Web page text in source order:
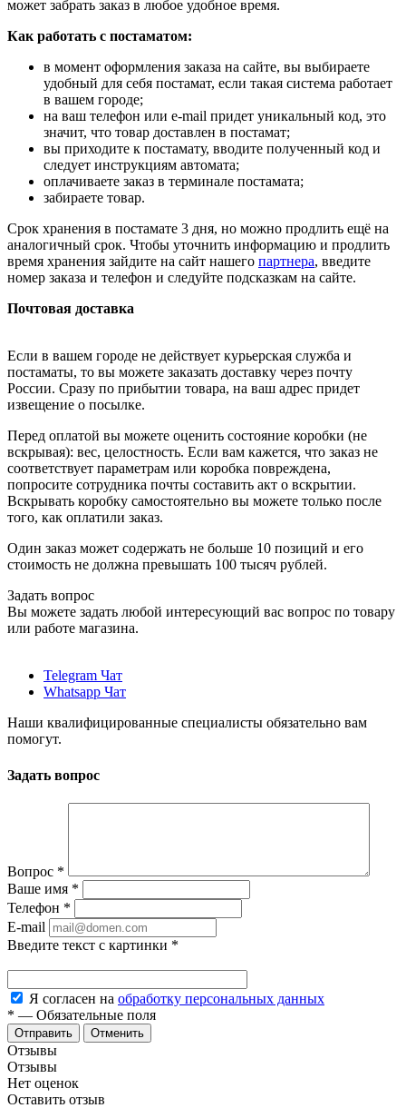
может забрать заказ в любое удобное время.
Как работать с постаматом:
в момент оформления заказа на сайте, вы выбираете
удобный для себя постамат, если такая система работает
в вашем городе;
на ваш телефон или e-mail придет уникальный код, это
значит, что товар доставлен в постамат;
вы приходите к постамату, вводите полученный код и
следует инструкциям автомата;
оплачиваете заказ в терминале постамата;
забираете товар.
Срок хранения в постамате 3 дня, но можно продлить ещё на
аналогичный срок. Чтобы уточнить информацию и продлить
время хранения зайдите на сайт нашего партнера, введите
номер заказа и телефон и следуйте подсказкам на сайте.
Почтовая доставка
Если в вашем городе не действует курьерская служба и
постаматы, то вы можете заказать доставку через почту
России. Сразу по прибытии товара, на ваш адрес придет
извещение о посылке.
Перед оплатой вы можете оценить состояние коробки (не
вскрывая): вес, целостность. Если вам кажется, что заказ не
соответствует параметрам или коробка повреждена,
попросите сотрудника почты составить акт о вскрытии.
Вскрывать коробку самостоятельно вы можете только после
того, как оплатили заказ.
Один заказ может содержать не больше 10 позиций и его
стоимость не должна превышать 100 тысяч рублей.
Задать вопрос
Вы можете задать любой интересующий вас вопрос по товару
или работе магазина.
Telegram Чат
Whatsapp Чат
Наши квалифицированные специалисты обязательно вам
помогут.
Задать вопрос
Вопрос *
Ваше имя *
Телефон *
E-mail
Введите текст с картинки *
Я согласен на обработку персональных данных
* — Обязательные поля
Отменить
Отзывы
Отзывы
Нет оценок
Оставить отзыв